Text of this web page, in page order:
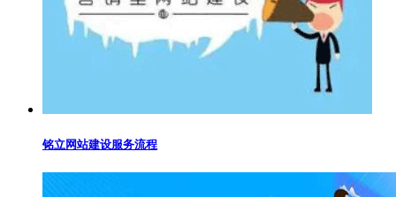
铭立网站建设服务流程